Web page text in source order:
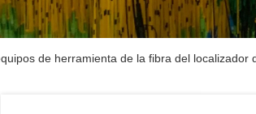
de herramienta de la fibra del